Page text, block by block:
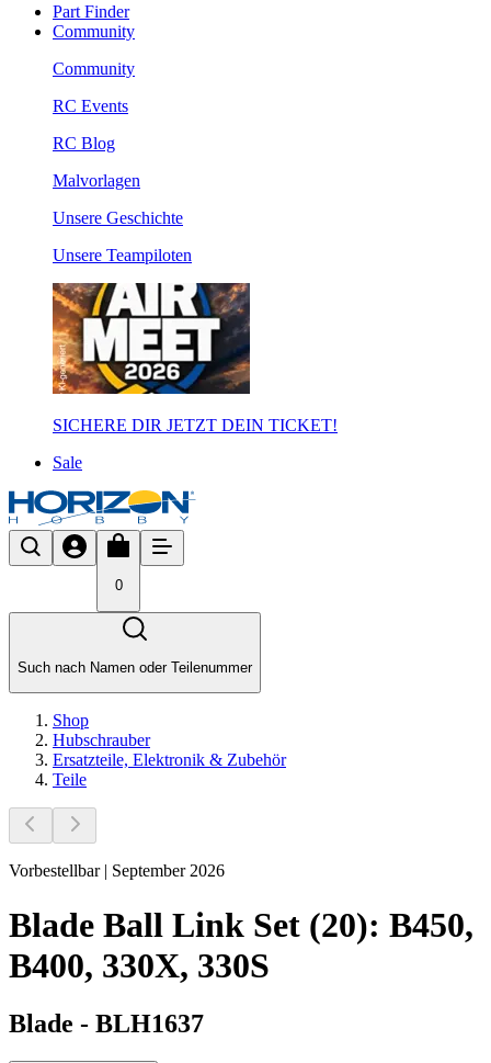
Part Finder
Community
Community
RC Events
RC Blog
Malvorlagen
Unsere Geschichte
Unsere Teampiloten
SICHERE DIR JETZT DEIN TICKET!
Sale
0
Such nach Namen oder Teilenummer
Shop
Hubschrauber
Ersatzteile, Elektronik & Zubehör
Teile
Vorbestellbar | September 2026
Blade Ball Link Set (20): B450,
B400, 330X, 330S
Blade - BLH1637